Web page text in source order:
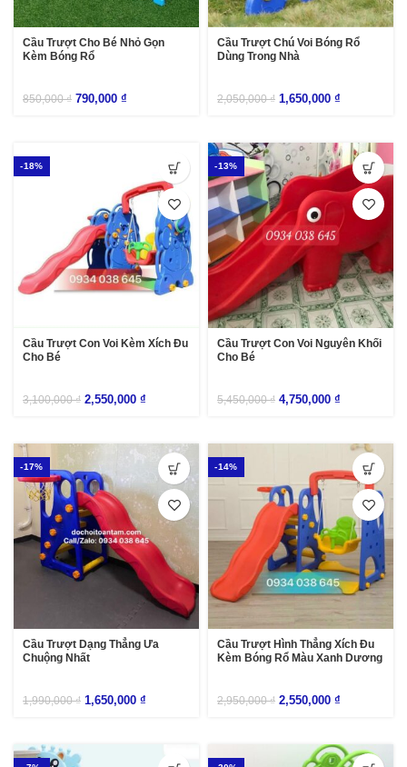
Cầu Trượt Cho Bé Nhỏ Gọn
Kèm Bóng Rổ
850,000₫ 790,000 ₫
Cầu Trượt Chú Voi Bóng Rổ
Dùng Trong Nhà
2,050,000₫ 1,650,000 ₫
-18%
Cầu Trượt Con Voi Kèm Xích Đu
Cho Bé
3,100,000₫ 2,550,000 ₫
-13%
Cầu Trượt Con Voi Nguyên Khối
Cho Bé
5,450,000₫ 4,750,000 ₫
-17%
Cầu Trượt Dạng Thẳng Ưa
Chuộng Nhất
1,990,000₫ 1,650,000 ₫
-14%
Cầu Trượt Hình Thẳng Xích Đu
Kèm Bóng Rổ Màu Xanh Dương
2,950,000₫ 2,550,000 ₫